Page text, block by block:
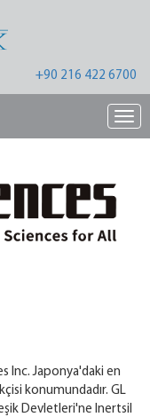
+90 216 422 6700
Inc. Japonya'daki en
konumundadır. GL
Devletleri'ne Inertsil